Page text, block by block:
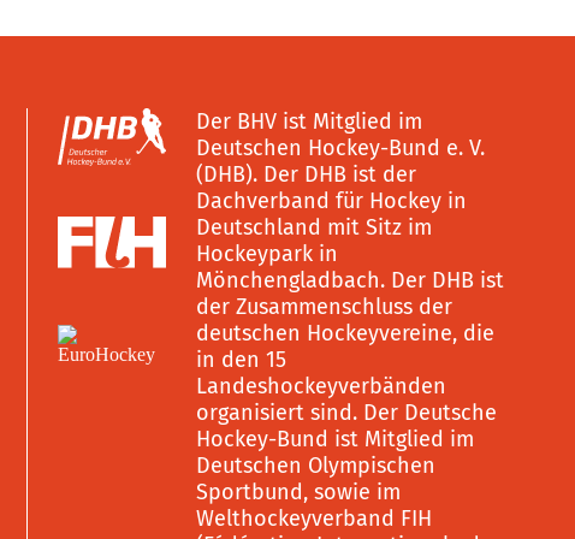
Der BHV ist Mitglied im
Deutschen Hockey-Bund e. V.
(DHB). Der DHB ist der
Dachverband für Hockey in
Deutschland mit Sitz im
Hockeypark in
Mönchengladbach. Der DHB ist
der Zusammenschluss der
deutschen Hockeyvereine, die
in den 15
Landeshockeyverbänden
organisiert sind. Der Deutsche
Hockey-Bund ist Mitglied im
Deutschen Olympischen
Sportbund, sowie im
Welthockeyverband FIH